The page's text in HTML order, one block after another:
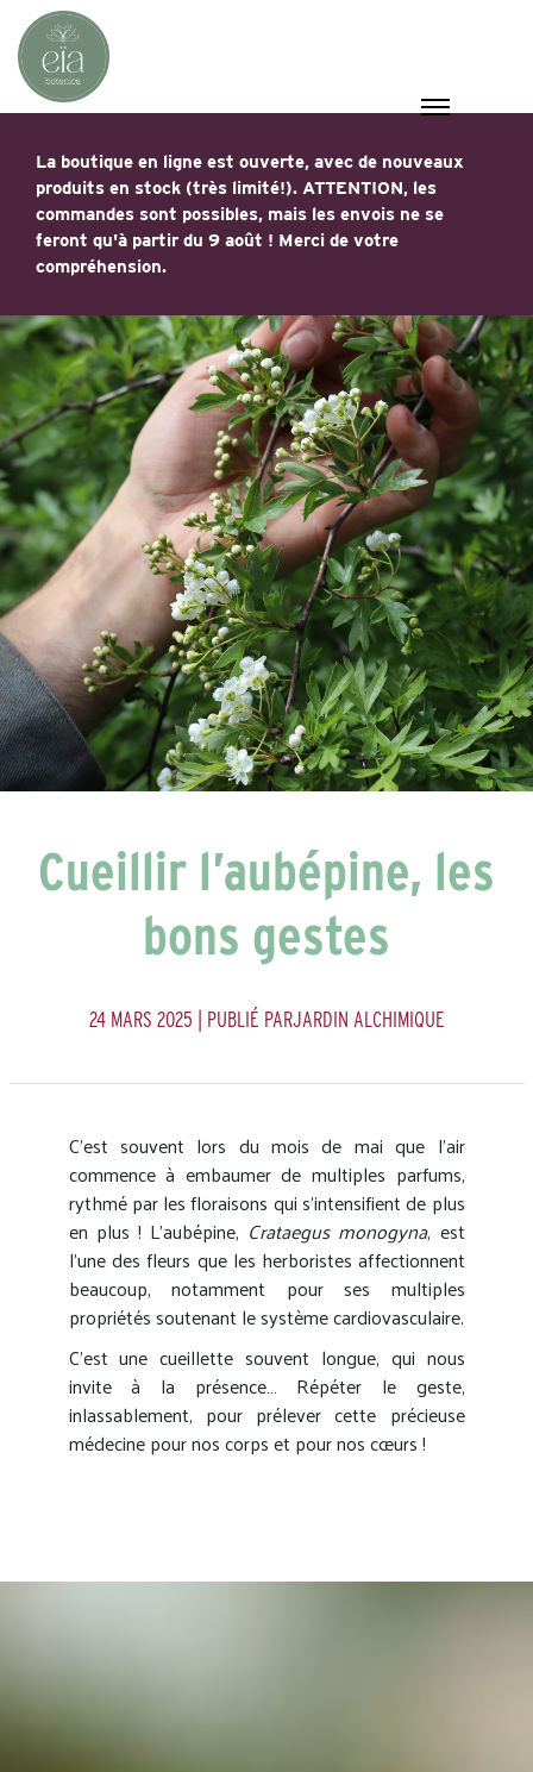
La boutique en ligne est ouverte, avec de nouveaux
produits en stock (très limité!). ATTENTION, les
commandes sont possibles, mais les envois ne se
feront qu'à partir du 9 août ! Merci de votre
compréhension.
Cueillir l’aubépine, les
bons gestes
24 MARS 2025 | PUBLIÉ PARJARDIN ALCHIMIQUE
C’est souvent lors du mois de mai que l’air
commence à embaumer de multiples parfums,
rythmé par les floraisons qui s’intensifient de plus
en plus ! L’aubépine, Crataegus monogyna, est
l’une des fleurs que les herboristes affectionnent
beaucoup, notamment pour ses multiples
propriétés soutenant le système cardiovasculaire.
C’est une cueillette souvent longue, qui nous
invite à la présence… Répéter le geste,
inlassablement, pour prélever cette précieuse
médecine pour nos corps et pour nos cœurs !